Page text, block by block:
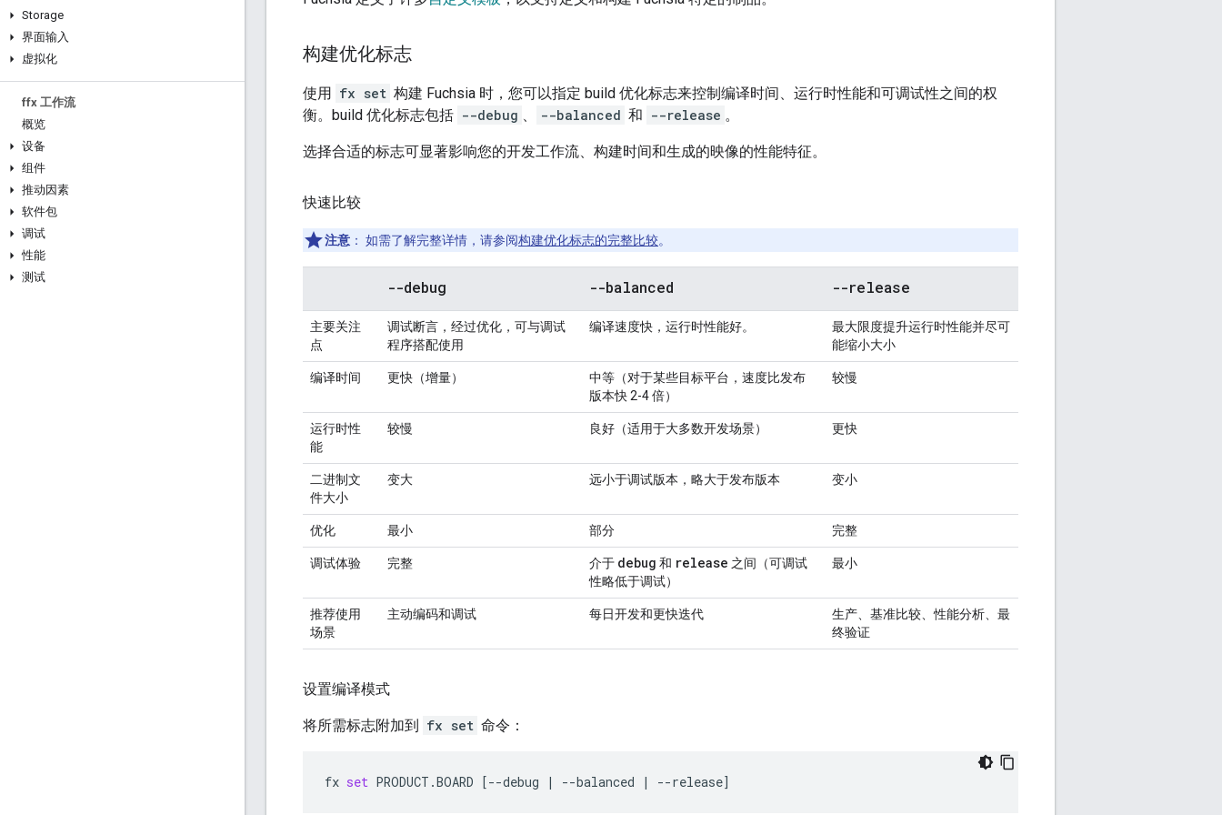
Storage
界面输入
虚拟化
ffx 工作流
概览
设备
组件
推动因素
软件包
调试
性能
测试
构建优化标志
使用 fx set 构建 Fuchsia 时，您可以指定 build 优化标志来控制编译时间、运行时性能和可调试性之间的权
衡。build 优化标志包括 --debug 、 --balanced 和 --release 。
选择合适的标志可显著影响您的开发工作流、构建时间和生成的映像的性能特征。
快速比较
注意 ： 如需了解完整详情，请参阅构建优化标志的完整比较。
--debug --balanced --release
主要关注
点
调试断言，经过优化，可与调试
程序搭配使用
编译速度快，运行时性能好。
最大限度提升运行时性能并尽可
能缩小大小
编译时间 更快（增量）
中等（对于某些目标平台，速度比发布
版本快 2-4 倍）
较慢
运行时性
能
较慢 良好（适用于大多数开发场景） 更快
二进制文
件大小
变大 远小于调试版本，略大于发布版本 变小
优化 最小 部分 完整
调试体验 完整 介于 debug 和 release 之间（可调试
性略低于调试）
最小
推荐使用
场景
主动编码和调试 每日开发和更快迭代
生产、基准比较、性能分析、最
终验证
设置编译模式
将所需标志附加到 fx set 命令：
fx set PRODUCT.BOARD [--debug | --balanced | --release]